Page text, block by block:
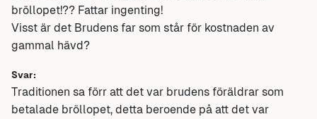
bröllopet!?? Fattar ingenting!
Visst är det Brudens far som står för kostnaden av
gammal hävd?
Svar:
Traditionen sa förr att det var brudens föräldrar som
betalade bröllopet, detta beroende på att det var